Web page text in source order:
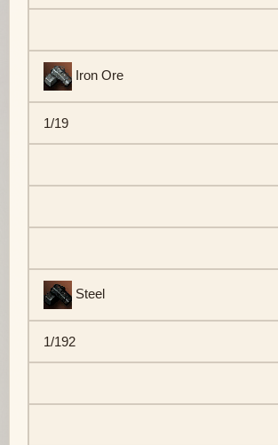
Iron Ore
1/19
Steel
1/192